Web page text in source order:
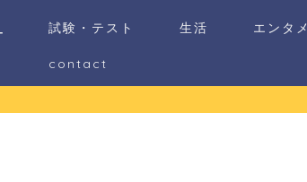
試験・テスト 生活 エンタメ
contact